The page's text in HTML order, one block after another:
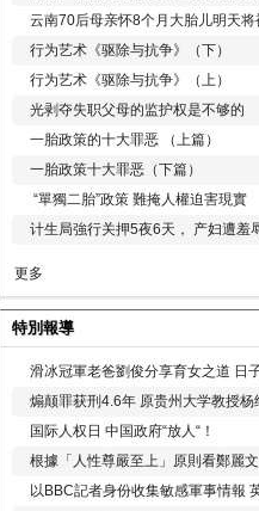
云南70后母亲怀8个月大胎儿明天将
行为艺术《驱除与抗争》（下）
行为艺术《驱除与抗争》（上）
光剥夺失职父母的监护权是不够的
一胎政策的十大罪恶 （上篇）
一胎政策十大罪恶（下篇）
“單獨二胎”政策 難掩人權迫害現實
计生局強行关押5夜6天， 产妇遭羞
更多
特別報導
滑冰冠軍老爸劉俊分享育女之道 日
煽颠罪获刑4.6年 原贵州大学教授杨
国际人权日 中国政府“放人“！
根據「人性尊嚴至上」原則看鄭麗
以BBC記者身份收集敏感軍事情報